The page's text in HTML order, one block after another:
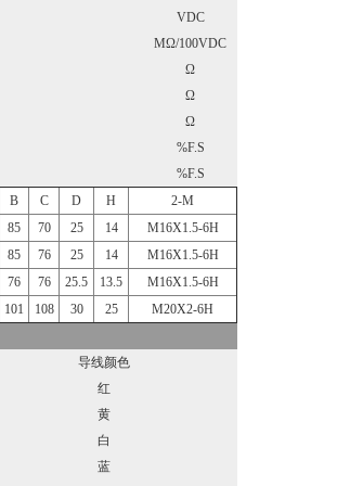
VDC
MΩ/100VDC
Ω
Ω
Ω
%F.S
%F.S
B C D H
2-M
85 70 25 14
M16X1.5-6H
85 76 25 14
M16X1.5-6H
76 76 25.5 13.5
M16X1.5-6H
101 108 30 25
M20X2-6H
导线颜色
红
黄
白
蓝